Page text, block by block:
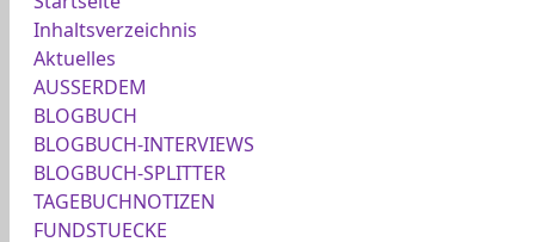
Inhaltsverzeichnis
Aktuelles
AUSSERDEM
BLOGBUCH
BLOGBUCH-INTERVIEWS
BLOGBUCH-SPLITTER
TAGEBUCHNOTIZEN
FUNDSTUECKE